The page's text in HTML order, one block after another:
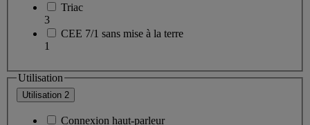
Triac
3
CEE 7/1 sans mise à la terre
1
Utilisation
Utilisation 2
Connexion haut-parleur